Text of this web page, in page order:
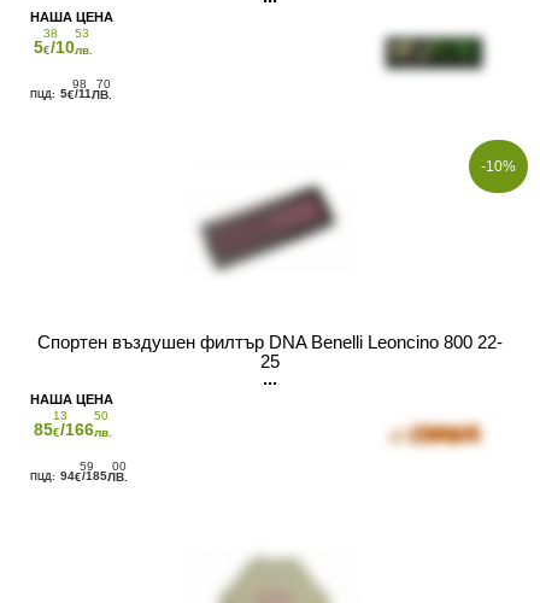
5
38
€/10
53
лв.
5
98
€/11
70
ЛВ.
-10%
Спортен въздушен филтър DNA Benelli Leoncino 800 22-
25
85
13
€/166
50
лв.
94
59
€/185
00
ЛВ.